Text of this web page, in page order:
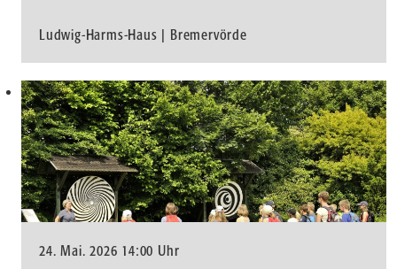
Ludwig-Harms-Haus | Bremervörde
24. Mai. 2026 14:00 Uhr